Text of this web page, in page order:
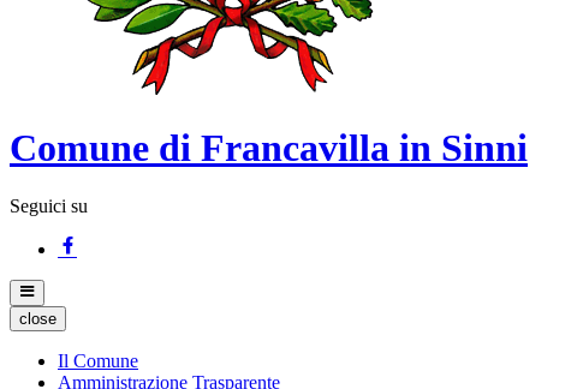
Comune di Francavilla in Sinni
Seguici su
close
Il Comune
Amministrazione Trasparente